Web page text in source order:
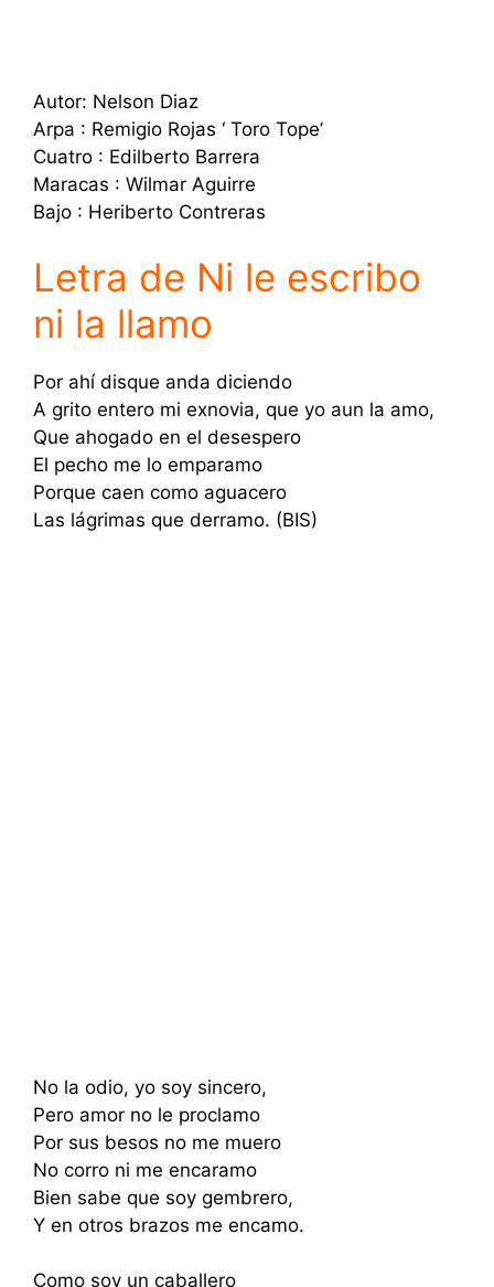
Autor: Nelson Diaz
Arpa : Remigio Rojas ‘ Toro Tope’
Cuatro : Edilberto Barrera
Maracas : Wilmar Aguirre
Bajo : Heriberto Contreras
Letra de Ni le escribo
ni la llamo
Por ahí disque anda diciendo
A grito entero mi exnovia, que yo aun la amo,
Que ahogado en el desespero
El pecho me lo emparamo
Porque caen como aguacero
Las lágrimas que derramo. (BIS)
No la odio, yo soy sincero,
Pero amor no le proclamo
Por sus besos no me muero
No corro ni me encaramo
Bien sabe que soy gembrero,
Y en otros brazos me encamo.
Como soy un caballero